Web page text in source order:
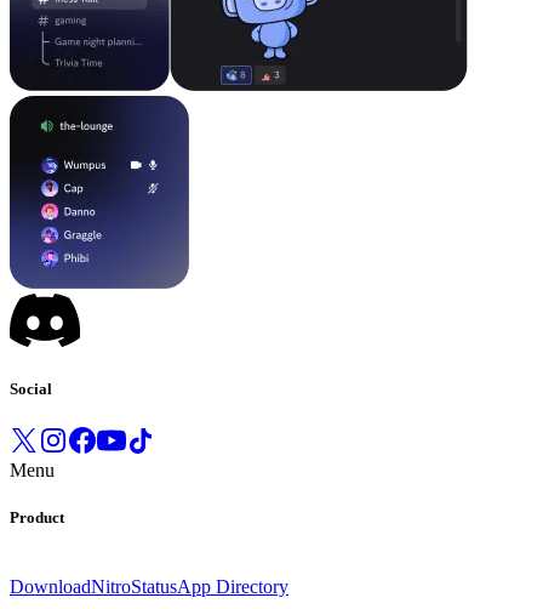
Social
Menu
Product
DownloadNitroStatusApp Directory